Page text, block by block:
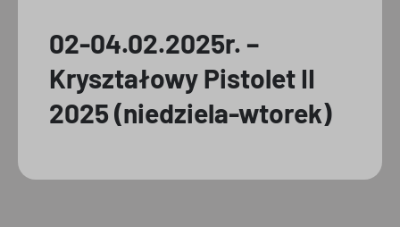
02-04.02.2025r. –
Kryształowy Pistolet II
2025 (niedziela-wtorek)